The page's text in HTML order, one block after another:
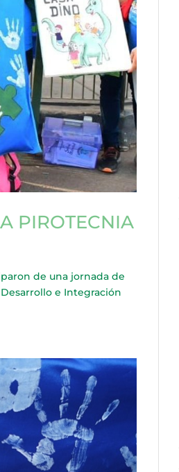
PIROTECNIA
de una jornada de
e Integración